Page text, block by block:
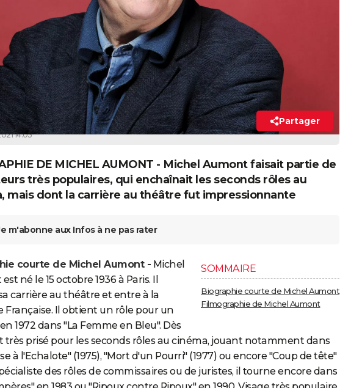
14:05
Partager
DE MICHEL AUMONT - Michel Aumont faisait partie de
très populaires, qui enchaînait les seconds rôles au
mais dont la carrière au théâtre fut impressionnante
m'abonne aux Infos à ne pas rater
SOMMAIRE
Biographie courte de Michel Aumont
Filmographie de Michel Aumont
courte de Michel Aumont - Michel
né le 15 octobre 1936 à Paris. Il
carrière au théâtre et entre à la
Française. Il obtient un rôle pour un
1972 dans "La Femme en Bleu". Dès
très prisé pour les seconds rôles au cinéma, jouant notamment dans
à l'Echalote" (1975), "Mort d'un Pourri" (1977) ou encore "Coup de tête"
des rôles de commissaires ou de juristes, il tourne encore dans